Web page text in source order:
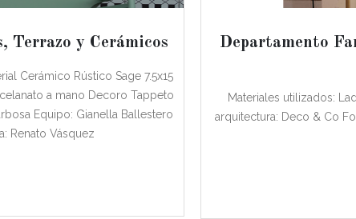
Terrazo y Cerámicos
Cerámico Rústico Sage 7.5x15
a mano Decoro Tappeto
Equipo: Gianella Ballestero
Renato Vásquez
Departamento
Materiales utilizados:
arquitectura: Deco & Co